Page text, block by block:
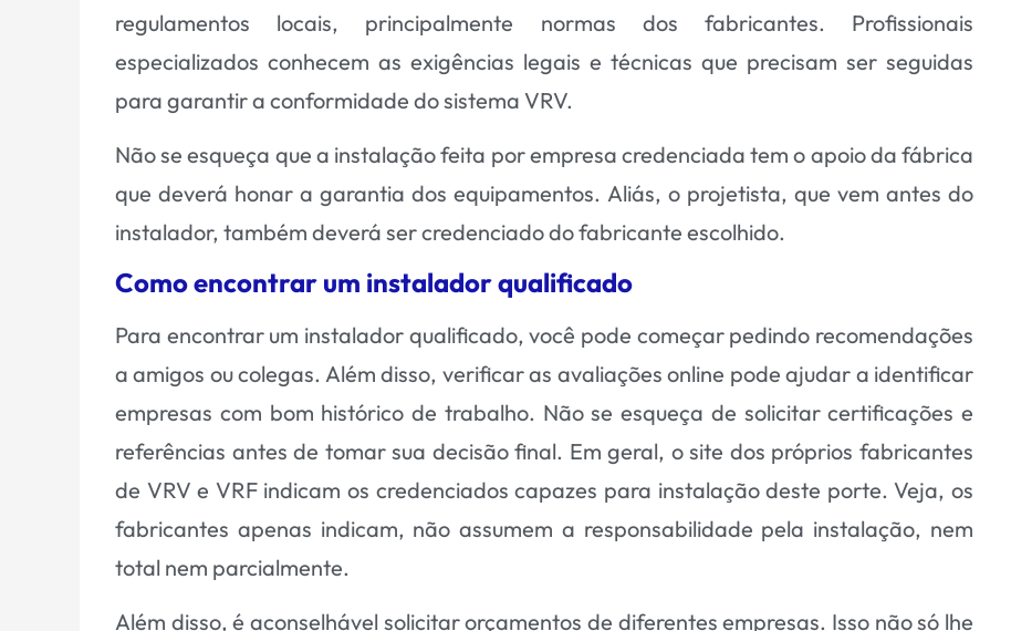
regulamentos locais, principalmente normas dos fabricantes. Profissionais
especializados conhecem as exigências legais e técnicas que precisam ser seguidas
para garantir a conformidade dosistema VRV.
Não se esqueça que a instalação feita por empresa credenciada tem o apoio da fábrica
que deverá honar a garantia dos equipamentos. Aliás, o projetista, que vem antes do
instalador, também deverá ser credenciado do fabricante escolhido.
Como encontrar um instalador qualificado
Para encontrar um instalador qualificado, você pode começar pedindo recomendações
a amigos ou colegas. Além disso, verificar as avaliações online pode ajudar a identificar
empresas com bom histórico de trabalho. Não se esqueça de solicitar certificações e
referências antes de tomar sua decisão final. Em geral, o site dos próprios fabricantes
de VRV e VRF indicam os credenciados capazes para instalação deste porte. Veja, os
fabricantes apenas indicam, não assumem a responsabilidade pela instalação, nem
total nem parcialmente.
Além disso, é aconselhável solicitar orçamentos de diferentes empresas. Isso não só lhe